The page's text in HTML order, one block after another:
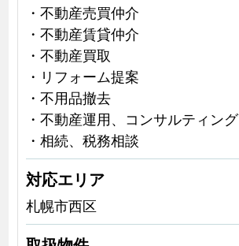
・不動産売買仲介
・不動産賃貸仲介
・不動産買取
・リフォーム提案
・不用品撤去
・不動産運用、コンサルティング
・相続、税務相談
対応エリア
札幌市西区